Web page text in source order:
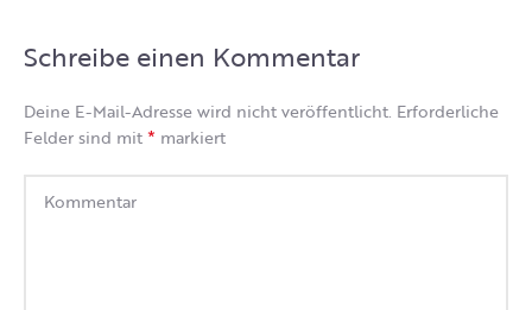
Schreibe einen Kommentar
Deine E-Mail-Adresse wird nicht veröffentlicht. Erforderliche
Felder sind mit* markiert